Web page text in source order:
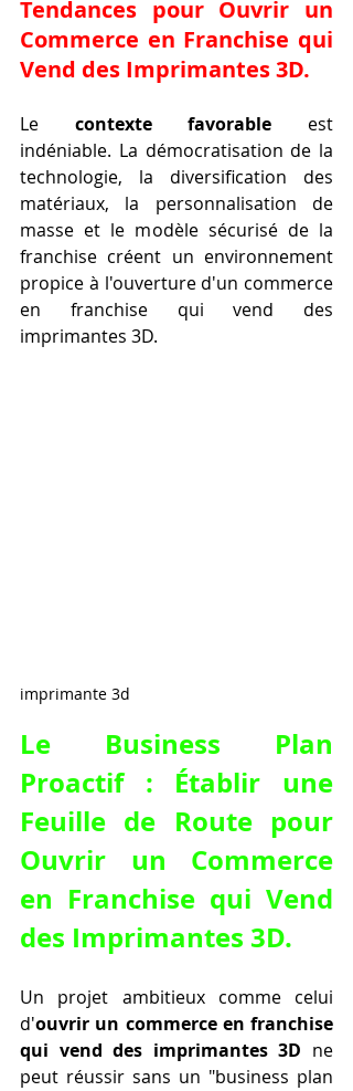
Tendances pour Ouvrir un
Commerce en Franchise qui
Vend des Imprimantes 3D.
Le contexte favorable est
indéniable. La démocratisation de la
technologie, la diversification des
matériaux, la personnalisation de
masse et le modèle sécurisé de la
franchise créent un environnement
propice à l'ouverture d'un commerce
en franchise qui vend des
imprimantes 3D.
imprimante 3d
Le Business Plan
Proactif : Établir une
Ouvrir un Commerce
en Franchise qui Vend
des Imprimantes 3D.
Un projet ambitieux comme celui
d'ouvrir un commerce en franchise
qui vend des imprimantes 3D ne
peut réussir sans un "business plan